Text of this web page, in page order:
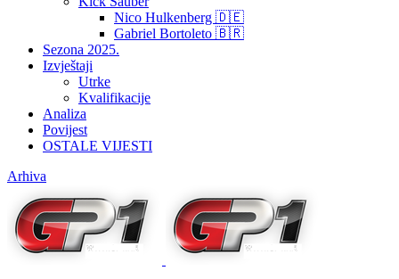
Nico Hulkenberg 🇩🇪
Gabriel Bortoleto 🇧🇷
Sezona 2025.
Izvještaji
Utrke
Kvalifikacije
Analiza
Povijest
OSTALE VIJESTI
Arhiva